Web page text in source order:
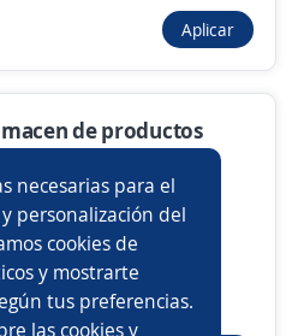
necesarias para el
personalización del
cookies de
y mostrarte
tus preferencias.
las cookies y
a
Técnico/a electromecánico
Analista de logística
a de mantenimiento
fácil en la app
Aplicar
de productos
La Mejor Ltda